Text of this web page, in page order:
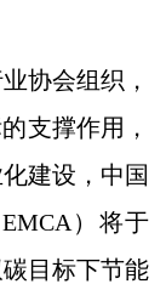
协会组织，
支撑作用，
建设，中国
EMCA ）将于
目标下节能